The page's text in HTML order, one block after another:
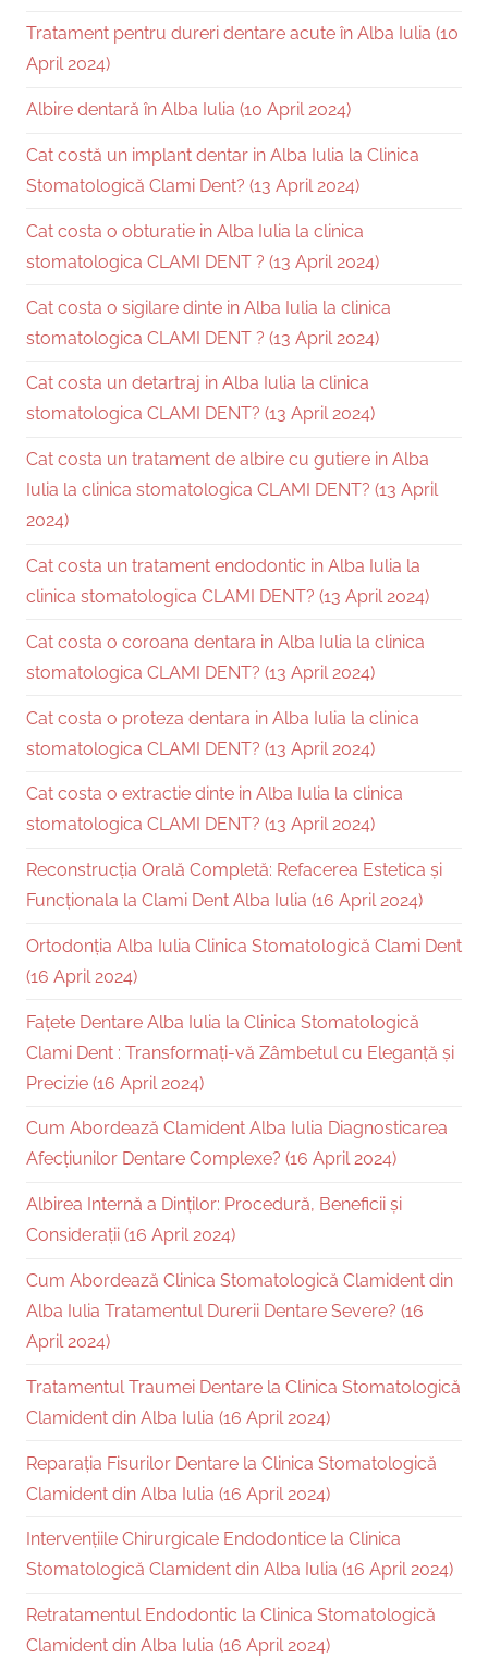
Tratament pentru dureri dentare acute în Alba Iulia (10
April 2024)
Albire dentară în Alba Iulia (10 April 2024)
Cat costă un implant dentar in Alba Iulia la Clinica
Stomatologică Clami Dent? (13 April 2024)
Cat costa o obturatie in Alba Iulia la clinica
stomatologica CLAMI DENT ? (13 April 2024)
Cat costa o sigilare dinte in Alba Iulia la clinica
stomatologica CLAMI DENT ? (13 April 2024)
Cat costa un detartraj in Alba Iulia la clinica
stomatologica CLAMI DENT? (13 April 2024)
Cat costa un tratament de albire cu gutiere in Alba
Iulia la clinica stomatologica CLAMI DENT? (13 April
2024)
Cat costa un tratament endodontic in Alba Iulia la
clinica stomatologica CLAMI DENT? (13 April 2024)
Cat costa o coroana dentara in Alba Iulia la clinica
stomatologica CLAMI DENT? (13 April 2024)
Cat costa o proteza dentara in Alba Iulia la clinica
stomatologica CLAMI DENT? (13 April 2024)
Cat costa o extractie dinte in Alba Iulia la clinica
stomatologica CLAMI DENT? (13 April 2024)
Reconstrucția Orală Completă: Refacerea Estetica și
Funcționala la Clami Dent Alba Iulia (16 April 2024)
Ortodonția Alba Iulia Clinica Stomatologică Clami Dent
(16 April 2024)
Fațete Dentare Alba Iulia la Clinica Stomatologică
Clami Dent : Transformați-vă Zâmbetul cu Eleganță și
Precizie (16 April 2024)
Cum Abordează Clamident Alba Iulia Diagnosticarea
Afecțiunilor Dentare Complexe? (16 April 2024)
Albirea Internă a Dinților: Procedură, Beneficii și
Considerații (16 April 2024)
Cum Abordează Clinica Stomatologică Clamident din
Alba Iulia Tratamentul Durerii Dentare Severe? (16
April 2024)
Tratamentul Traumei Dentare la Clinica Stomatologică
Clamident din Alba Iulia (16 April 2024)
Reparația Fisurilor Dentare la Clinica Stomatologică
Clamident din Alba Iulia (16 April 2024)
Intervențiile Chirurgicale Endodontice la Clinica
Stomatologică Clamident din Alba Iulia (16 April 2024)
Retratamentul Endodontic la Clinica Stomatologică
Clamident din Alba Iulia (16 April 2024)